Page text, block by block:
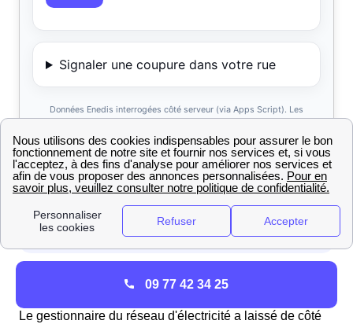
Le gestionnaire du réseau d'électricité a laissé de côté
09 77 42 34 25